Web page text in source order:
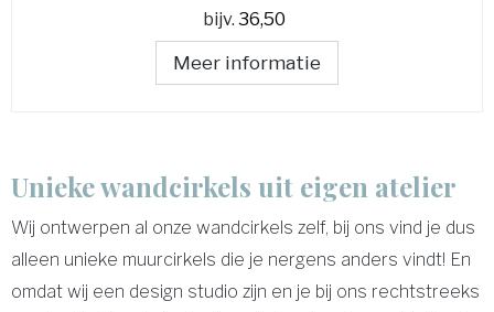
bijv. 36,50
Meer informatie
Unieke wandcirkels uit eigen atelier
Wij ontwerpen al onze wandcirkels zelf, bij ons vind je dus
alleen unieke muurcirkels die je nergens anders vindt! En
omdat wij een design studio zijn en je bij ons rechtstreeks